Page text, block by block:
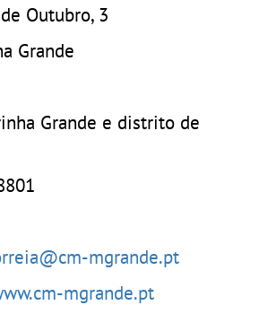
Outubro, 3
Grande
Grande e distrito de
mgrande.pt
mgrande.pt